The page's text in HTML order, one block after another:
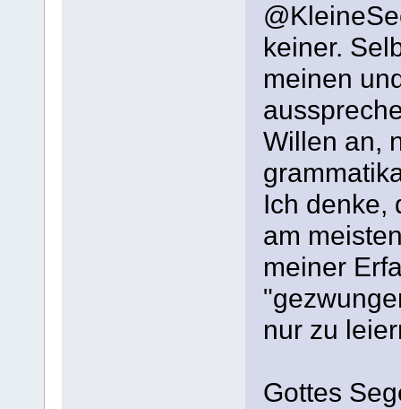
keiner.
meinen
Willen an,
Ich denke,
am
meiner
nur zu
Gottes